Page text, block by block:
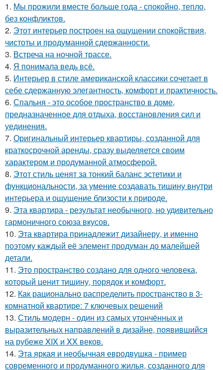
1. Мы прожили вместе больше года - спокойно, тепло,
без конфликтов.
2. Этот интерьер построен на ощущении спокойствия,
чистоты и продуманной сдержанности.
3. Встреча на ночной трассе.
4. Я понимала ведь всё.
5. Интерьер в стиле американской классики сочетает в
себе сдержанную элегантность, комфорт и практичность.
6. Спальня - это особое пространство в доме,
предназначенное для отдыха, восстановления сил и
уединения.
7. Оригинальный интерьер квартиры, созданной для
краткосрочной аренды, сразу выделяется своим
характером и продуманной атмосферой.
8. Этот стиль ценят за тонкий баланс эстетики и
функциональности, за умение создавать тишину внутри
интерьера и ощущение близости к природе.
9. Эта квартира - результат необычного, но удивительно
гармоничного союза вкусов.
10. Эта квартира принадлежит дизайнеру, и именно
поэтому каждый её элемент продуман до малейшей
детали.
11. Это пространство создано для одного человека,
который ценит тишину, порядок и комфорт.
12. Как рационально распределить пространство в 3-
комнатной квартире: 7 ключевых решений
13. Стиль модерн - один из самых утончённых и
выразительных направлений в дизайне, появившийся
на рубеже XIX и XX веков.
14. Эта яркая и необычная евродвушка - пример
современного и продуманного жилья, созданного для